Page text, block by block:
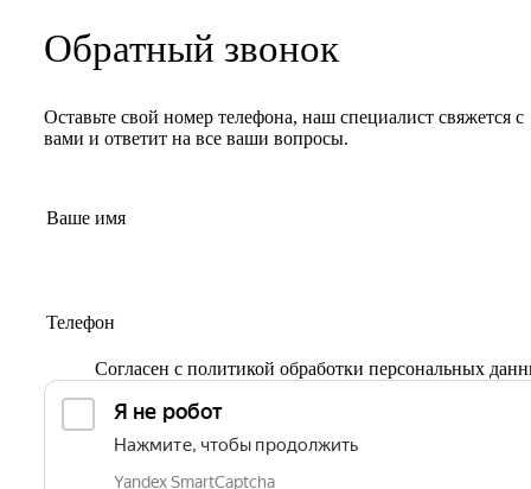
Обратный звонок
Оставьте свой номер телефона, наш специалист свяжется с
вами и ответит на все ваши вопросы.
Согласен с политикой обработки персональных